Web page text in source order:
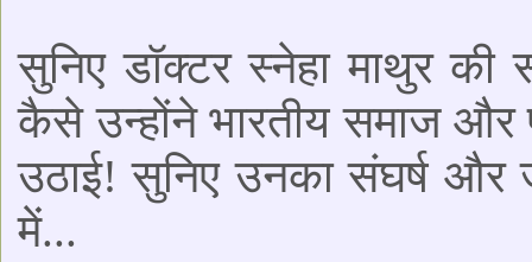
सुनिए डॉक्टर स्नेहा माथुर
कैसे उन्होंने भारतीय समाज और
उठाई! सुनिए उनका संघर्ष और
में...